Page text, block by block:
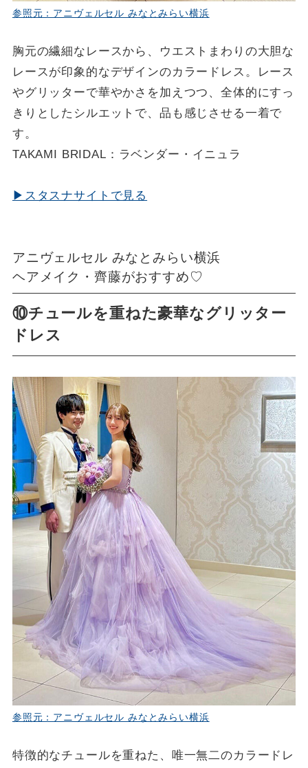
参照元：アニヴェルセル みなとみらい横浜
胸元の繊細なレースから、ウエストまわりの大胆な
レースが印象的なデザインのカラードレス。レース
やグリッターで華やかさを加えつつ、全体的にすっ
きりとしたシルエットで、品も感じさせる一着で
す。
TAKAMI BRIDAL：ラベンダー・イニュラ
▶スタスナサイトで見る
アニヴェルセル みなとみらい横浜
ヘアメイク・齊藤がおすすめ♡
⑩チュールを重ねた豪華なグリッター
ドレス
参照元：アニヴェルセル みなとみらい横浜
特徴的なチュールを重ねた、唯一無二のカラードレ